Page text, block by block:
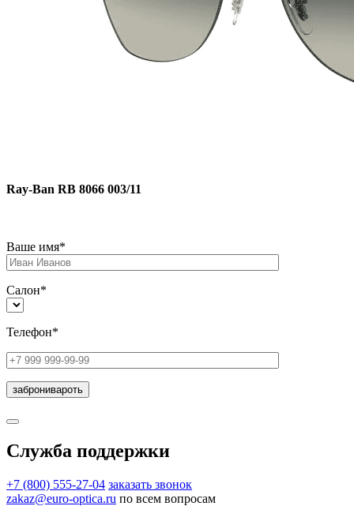
Ray-Ban RB 8066 003/11
Ваше имя*
Салон*
Телефон*
Служба поддержки
+7 (800) 555-27-04 заказать звонок
zakaz@euro-optica.ru по всем вопросам